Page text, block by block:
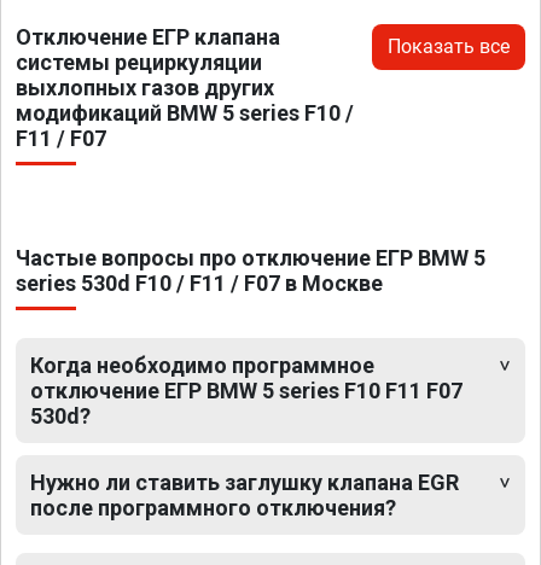
Отключение ЕГР клапана
системы рециркуляции
выхлопных газов других
модификаций BMW 5 series F10 /
F11 / F07
Показать все
Частые вопросы про отключение ЕГР BMW 5
series 530d F10 / F11 / F07 в Москве
Когда необходимо программное
отключение ЕГР BMW 5 series F10 F11 F07
530d?
Нужно ли ставить заглушку клапана EGR
после программного отключения?